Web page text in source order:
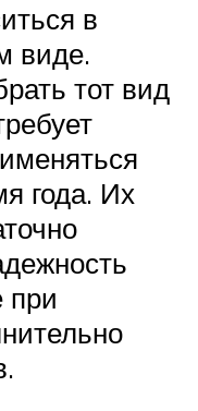
в
виде.
тот вид
года. Их
при